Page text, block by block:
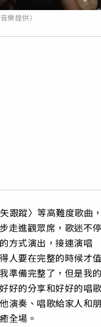
樂提供）
跟蹤〉等高難度歌曲，
走進觀眾席，歌迷不停
方式演出，接連演唱
人要在完整的時候才值
準備完整了，但是我的
好的分享和好好的唱歌
演奏、唱歌給家人和朋
全場。